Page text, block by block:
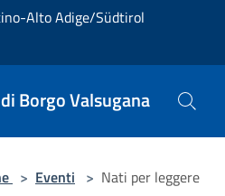
Alto Adige/Südtirol
Borgo Valsugana
> Eventi > Nati per leggere